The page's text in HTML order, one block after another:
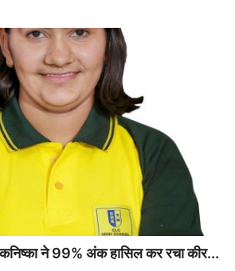
ने 99% अंक हासिल कर रचा कीर...